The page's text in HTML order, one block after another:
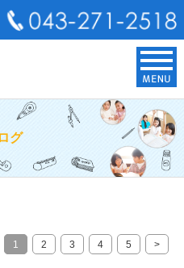
グ
1 2 3 4 5 >